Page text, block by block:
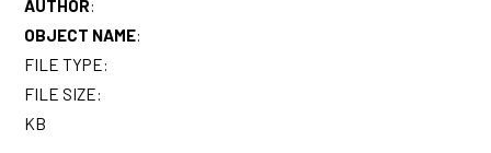
AUTHOR:
OBJECT NAME:
FILE TYPE:
FILE SIZE:
KB